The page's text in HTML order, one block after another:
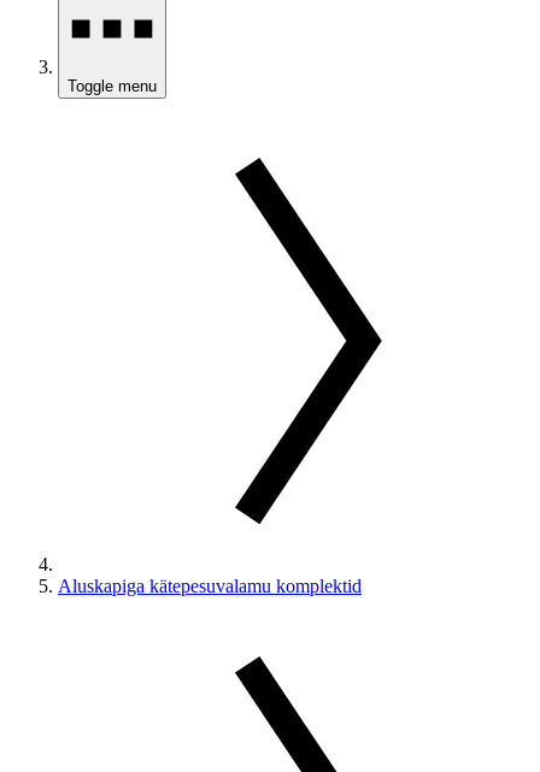
Toggle menu
Aluskapiga kätepesuvalamu komplektid